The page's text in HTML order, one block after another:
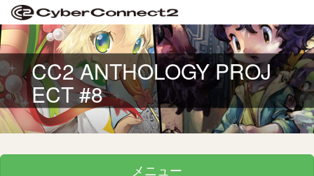
CC2 ANTHOLOGY PROJ
ECT #8
メニュー